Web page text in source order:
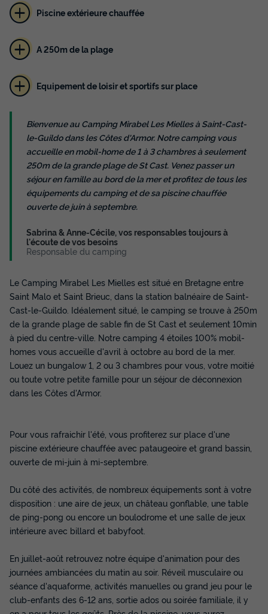
Annulation gratuite
Récent
29m² 5 2
Salle de bain
1
Terrasse semi-couverte Animaux autorisés *
Réfrigérateur
Salon de jardin
Chauffage
+ 2
MOBILHOME 5 personnes - 2 chambres M
du12/10/2026au19/10/2026
Meilleur prix pour 7 nuits
398 €
Voir les disponibilités
MOBILHOME 6 personnes - 3 chambres
Annulation gratuite
Récent
Surface
32m²
Adultes
6
Chambres
3
Salle de bain
1
Congélateur
Réfrigérateur
+ 4
MOBILHOME 6 personnes - 3 chambres
Piscine extérieure chauffée
A 250m de la plage
Equipement de loisir et sportifs sur place
Bienvenue au Camping Mirabel Les Mielles à Saint-Cast-
le-Guildo dans les Côtes d'Armor. Notre camping vous
accueille en mobil-home de 1 à 3 chambres à seulement
250m de la grande plage de St Cast. Venez passer un
séjour en famille au bord de la mer et profitez de tous les
équipements du camping et de sa piscine chauffée
ouverte de juin à septembre.
Sabrina & Anne-Cécile, vos responsables toujours à
l'écoute de vos besoins
Responsable du camping
Le Camping Mirabel Les Mielles est situé en Bretagne entre
Saint Malo et Saint Brieuc, dans la station balnéaire de Saint-
Cast-le-Guildo. Idéalement situé, le camping se trouve à 250m
de la grande plage de sable fin de St Cast et seulement 10min
à pied du centre-ville. Notre camping 4 étoiles 100% mobil-
homes vous accueille d'avril à octobre au bord de la mer.
Louez un bungalow 1, 2 ou 3 chambres pour vous, votre moitié
ou toute votre petite famille pour un séjour de déconnexion
dans les Côtes d'Armor.
Pour vous rafraichir l'été, vous profiterez sur place d'une
piscine extérieure chauffée avec pataugeoire et grand bassin,
ouverte de mi-juin à mi-septembre.
Du côté des activités, de nombreux équipements sont à votre
disposition : une aire de jeux, un château gonflable, une table
de ping-pong ou encore un boulodrome et une salle de jeux
intérieure avec billard et babyfoot.
En juillet-août retrouvez notre équipe d'animation pour des
journées ambiancées du matin au soir. Réveil musculaire ou
séance d'aquaforme, activités manuelles ou grand jeu pour le
club-enfants des 6-12 ans, sortie ados ou soirée familiale, il y